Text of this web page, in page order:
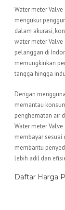
Water meter
mengukur
dalam akurasi,
water meter
pelanggan di
memungkinkan
tangga hingga
Dengan
memantau
penghematan air
Water meter
membayar sesuai
membantu
lebih adil dan
Daftar Harga